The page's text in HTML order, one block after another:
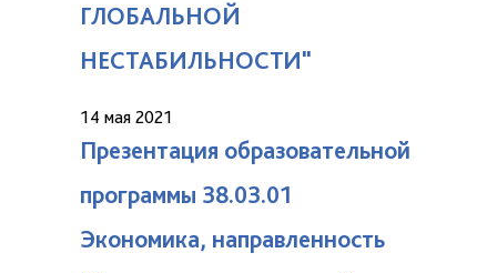
ГЛОБАЛЬНОЙ
НЕСТАБИЛЬНОСТИ"
14 мая 2021
Презентация образовательной
программы 38.03.01
Экономика, направленность